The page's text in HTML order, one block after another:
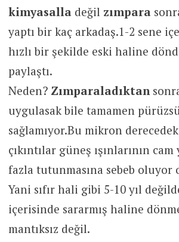
kimyasalla değil zımpara
yaptı bir kaç arkadaş.1-2 sene
hızlı bir şekilde eski haline
paylaştı.
Neden? Zımparaladıktan
uygulasak bile tamamen
sağlamıyor.Bu mikron
çıkıntılar güneş ışınlarının
fazla tutunmasına sebeb oluyor
Yani sıfır hali gibi 5-10 yıl
içerisinde sararmış haline
mantıksız değil.